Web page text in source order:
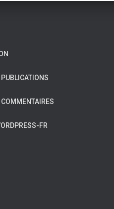
PUBLICATIONS
COMMENTAIRES
FR